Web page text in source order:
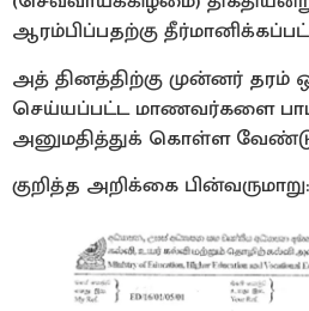
ஆரம்பிப்பதற்கு
அத் தினத்திற்கு முன்னர் தரம்
செய்யப்பட்ட மாணவர்களை
அனுமதித்துக் கொள்ள
குறித்த அறிக்கை பின்வருமாறு: